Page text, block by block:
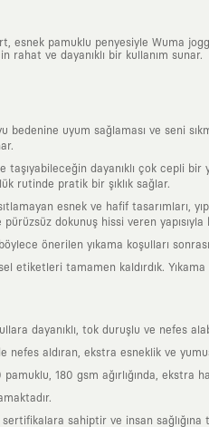
esnek pamuklu penyesiyle Wuma
rahat ve dayanıklı bir kullanım sunar.
uyum sağlaması ve seni
taşıyabileceğin dayanıklı çok cepli
rutinde pratik bir şıklık sağlar.
esnek ve hafif tasarımları,
dokunuş hissi veren yapısıyla
önerilen yıkama koşulları
etiketleri tamamen kaldırdık.
dayanıklı, tok duruşlu ve nefes
nefes aldıran, ekstra esneklik ve
180 gsm ağırlığında,
sahiptir ve insan sağlığına